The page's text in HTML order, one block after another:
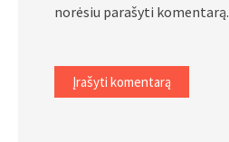
norėsiu parašyti komentarą.